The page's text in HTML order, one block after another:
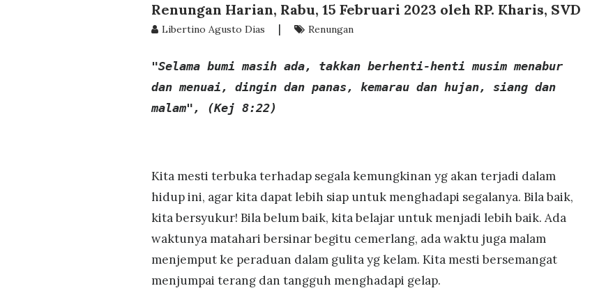
Renungan Harian, Rabu, 15 Februari 2023 oleh RP. Kharis, SVD
Libertino Agusto Dias | Renungan
"Selama bumi masih ada, takkan berhenti-henti musim menabur
dan menuai, dingin dan panas, kemarau dan hujan, siang dan
malam", (Kej 8:22)
Kita mesti terbuka terhadap segala kemungkinan yg akan terjadi dalam
hidup ini, agar kita dapat lebih siap untuk menghadapi segalanya. Bila baik,
kita bersyukur! Bila belum baik, kita belajar untuk menjadi lebih baik. Ada
waktunya matahari bersinar begitu cemerlang, ada waktu juga malam
menjemput ke peraduan dalam gulita yg kelam. Kita mesti bersemangat
menjumpai terang dan tangguh menghadapi gelap.